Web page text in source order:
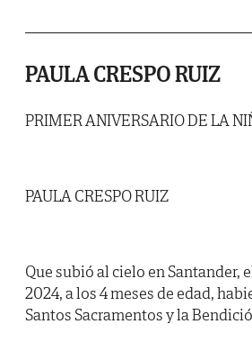
PAULA CRESPO RUIZ
PRIMER ANIVERSARIO DE LA
PAULA CRESPO RUIZ
Que subió al cielo en Santander,
2024, a los 4 meses de edad,
Santos Sacramentos y la